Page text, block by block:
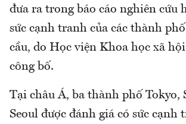
đưa ra trong báo cáo nghiên cứu
sức cạnh tranh của các thành
cầu, do Học viện Khoa học xã
công bố.
Tại châu Á, ba thành phố Tokyo,
Seoul được đánh giá có sức cạnh